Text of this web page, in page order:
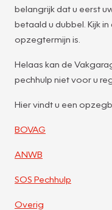
belangrijk dat u eerst
betaald u dubbel. Kijk
opzegtermijn is.
Helaas kan de
pechhulp niet voor u
Hier vindt u een
BOVAG
ANWB
SOS Pechhulp
Overig